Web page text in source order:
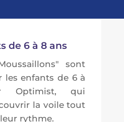
de 6 à 8 ans
sont
les enfants de 6 à
qui
la voile tout
rythme.